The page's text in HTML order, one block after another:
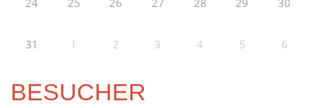
31 1 2 3 4 5 6
BESUCHER